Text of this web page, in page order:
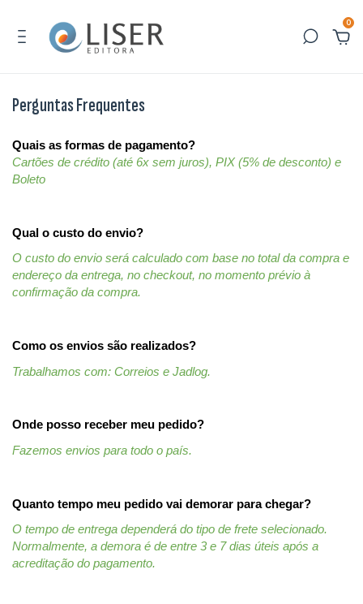
0
Perguntas Frequentes
Quais as formas de pagamento?
Cartões de crédito (até 6x sem juros), PIX (5% de desconto) e
Boleto
Qual o custo do envio?
O custo do envio será calculado com base no total da compra e
endereço da entrega, no checkout, no momento prévio à
confirmação da compra.
Como os envios são realizados?
Trabalhamos com: Correios e Jadlog.
Onde posso receber meu pedido?
Fazemos envios para todo o país.
Quanto tempo meu pedido vai demorar para chegar?
O tempo de entrega dependerá do tipo de frete selecionado.
Normalmente, a demora é de entre 3 e 7 dias úteis após a
acreditação do pagamento.